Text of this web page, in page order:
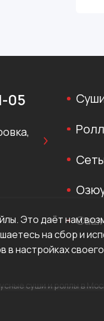
05
суши и роллы в
Это даёт нам
на сбор и
настройках